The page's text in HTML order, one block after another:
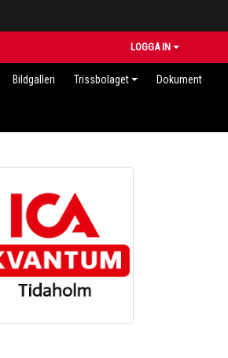
LOGGA IN
Bildgalleri Trissbolaget Dokument